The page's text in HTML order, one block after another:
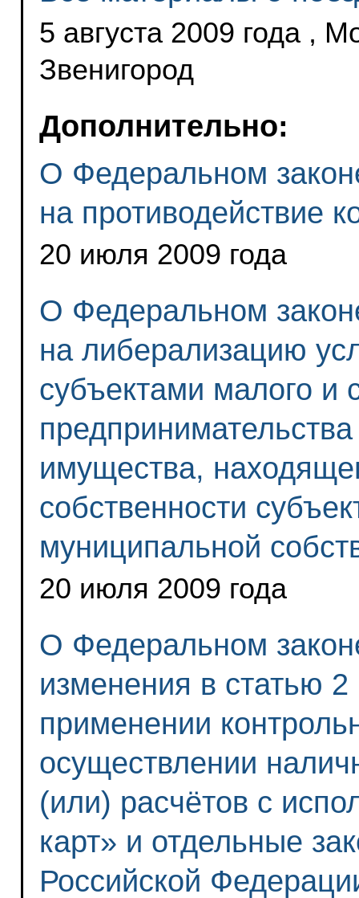
5 августа 2009 года ,
Звенигород
Дополнительно:
О Федеральном
на противодействие
20 июля 2009 года
О Федеральном
на либерализацию
субъектами малого и
имущества,
собственности
муниципальной
20 июля 2009 года
О Федеральном
изменения в статью
применении
осуществлении
(или) расчётов с
карт» и отдельные
Российской